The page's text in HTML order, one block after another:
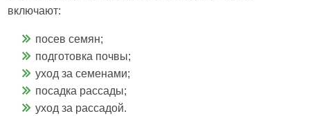
включают:
посев семян;
подготовка почвы;
уход за семенами;
посадка рассады;
уход за рассадой.